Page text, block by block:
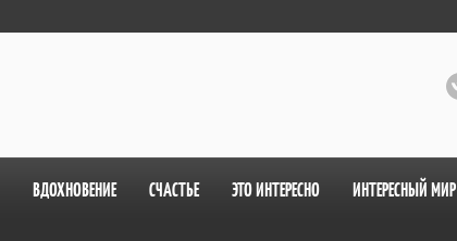
ВДОХНОВЕНИЕ СЧАСТЬЕ ЭТО ИНТЕРЕСНО ИНТЕРЕСНЫЙ МИР